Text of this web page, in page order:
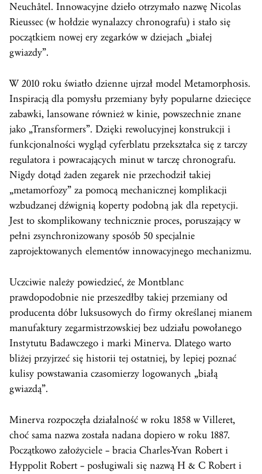
Neuchâtel. Innowacyjne dzieło otrzymało nazwę Nicolas
Rieussec (w hołdzie wynalazcy chronografu) i stało się
początkiem nowej ery zegarków w dziejach „białej
gwiazdy”.
W 2010 roku światło dzienne ujrzał model Metamorphosis.
Inspiracją dla pomysłu przemiany były popularne dziecięce
zabawki, lansowane również w kinie, powszechnie znane
jako „Transformers”. Dzięki rewolucyjnej konstrukcji i
funkcjonalności wygląd cyferblatu przekształca się z tarczy
regulatora i powracających minut w tarczę chronografu.
Nigdy dotąd żaden zegarek nie przechodził takiej
„metamorfozy” za pomocą mechanicznej komplikacji
wzbudzanej dźwignią koperty podobną jak dla repetycji.
Jest to skomplikowany technicznie proces, poruszający w
pełni zsynchronizowany sposób 50 specjalnie
zaprojektowanych elementów innowacyjnego mechanizmu.
Uczciwie należy powiedzieć, że Montblanc
prawdopodobnie nie przeszedłby takiej przemiany od
producenta dóbr luksusowych do firmy określanej mianem
manufaktury zegarmistrzowskiej bez udziału powołanego
Instytutu Badawczego i marki Minerva. Dlatego warto
bliżej przyjrzeć się historii tej ostatniej, by lepiej poznać
kulisy powstawania czasomierzy logowanych „białą
gwiazdą”.
Minerva rozpoczęła działalność w roku 1858 w Villeret,
choć sama nazwa została nadana dopiero w roku 1887.
Początkowo założyciele – bracia Charles-Yvan Robert i
Hyppolit Robert – posługiwali się nazwą H & C Robert i